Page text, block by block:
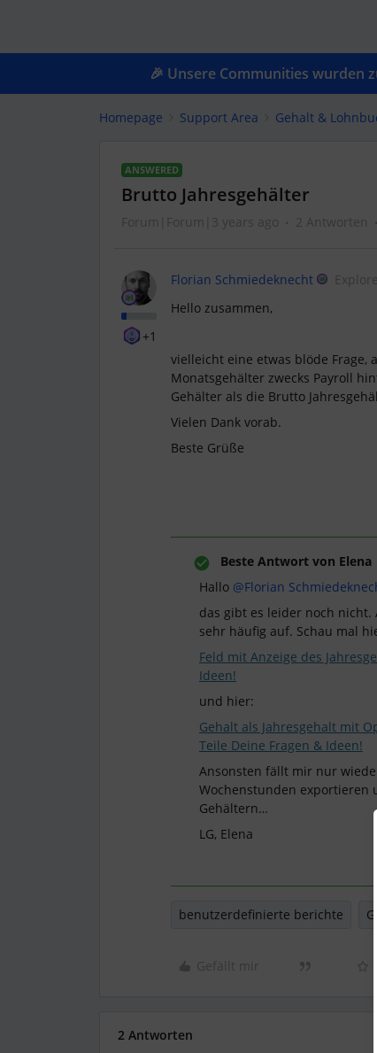
🎉 Unsere Communities wurden
Homepage Support Area Gehalt &
ANSWERED
Brutto Jahresgehälter
Forum|Forum|3 years ago 2 Antworten
+1
Florian Schmiedeknecht
Hello zusammen,
vielleicht eine etwas blöde
Monatsgehälter zwecks Payroll
Gehälter als die Brutto
Vielen Dank vorab.
Beste Grüße
Beste Antwort von Elena
Hallo @Florian
das gibt es leider noch
sehr häufig auf. Schau mal
Feld mit Anzeige des
Ideen!
und hier:
Gehalt als Jahresgehalt mit
Teile Deine Fragen & Ideen!
Ansonsten fällt mir nur
Wochenstunden
Gehältern…
LG, Elena
benutzerdefinierte berichte
Gefällt mir
2 Antworten